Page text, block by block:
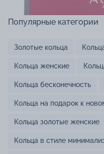
Популярные категории
Золотые кольца
Кольца женские
Кольца бесконечность
Кольца на подарок к
Кольца золотые женские
Кольца в стиле